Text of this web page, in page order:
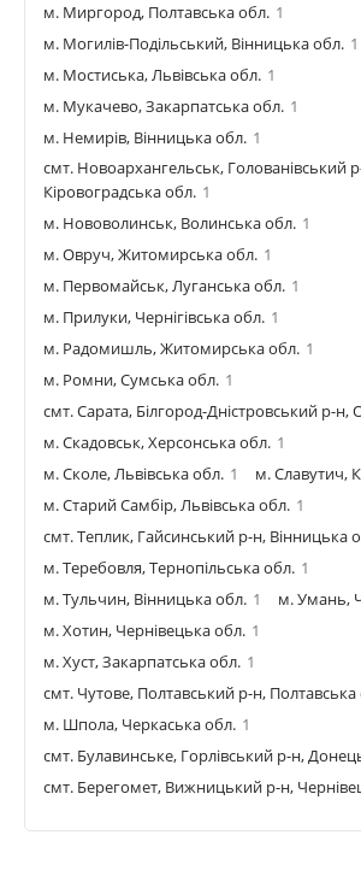
м. Миргород, Полтавська обл. 1
м. Могилів-Подільський, Вінницька обл. 1
м. Мостиська, Львівська обл. 1
м. Мукачево, Закарпатська обл. 1
м. Немирів, Вінницька обл. 1
смт. Новоархангельськ, Голованівський
Кіровоградська обл. 1
м. Нововолинськ, Волинська обл. 1
м. Овруч, Житомирська обл. 1
м. Первомайськ, Луганська обл. 1
м. Прилуки, Чернігівська обл. 1
м. Радомишль, Житомирська обл. 1
м. Ромни, Сумська обл. 1
смт. Сарата, Білгород-Дністровський р-н,
м. Скадовськ, Херсонська обл. 1
м. Сколе, Львівська обл. 1 м. Славутич,
м. Старий Самбір, Львівська обл. 1
смт. Теплик, Гайсинський р-н, Вінницька
м. Теребовля, Тернопільська обл. 1
м. Тульчин, Вінницька обл. 1 м. Умань,
м. Хотин, Чернівецька обл. 1
м. Хуст, Закарпатська обл. 1
смт. Чутове, Полтавський р-н, Полтавська
м. Шпола, Черкаська обл. 1
смт. Булавинське, Горлівський р-н,
смт. Берегомет, Вижницький р-н,